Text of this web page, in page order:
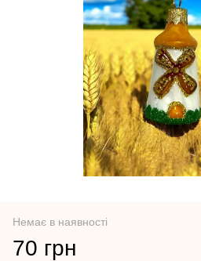
Немає в наявності
70 грн